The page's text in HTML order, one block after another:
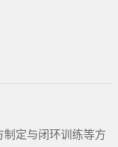
定与闭环训练等方